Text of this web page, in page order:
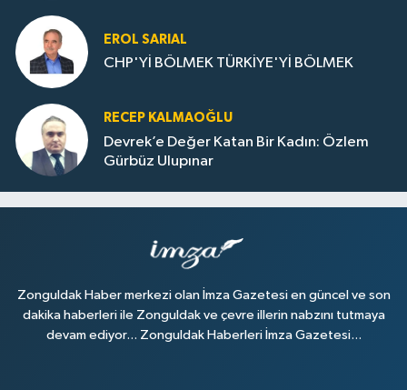
EROL SARIAL
CHP'Yİ BÖLMEK TÜRKİYE'Yİ BÖLMEK
RECEP KALMAOĞLU
Devrek’e Değer Katan Bir Kadın: Özlem
Gürbüz Ulupınar
Zonguldak Haber merkezi olan İmza Gazetesi en güncel ve son
dakika haberleri ile Zonguldak ve çevre illerin nabzını tutmaya
devam ediyor... Zonguldak Haberleri İmza Gazetesi...